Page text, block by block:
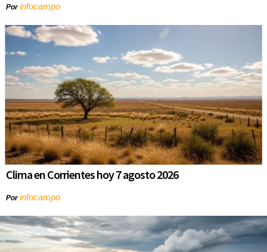
Porinfocampo
Clima en Corrientes hoy 7 agosto 2026
Porinfocampo